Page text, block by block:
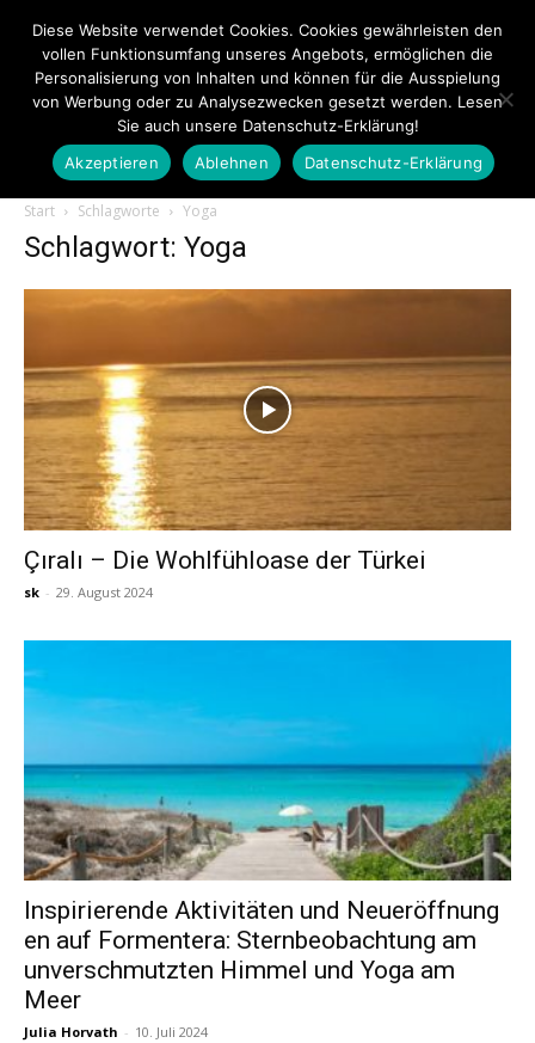
Touristiknews.de
Touristiknews
und
Start Schlagworte Yoga
Schlagwort: Yoga
Çıralı – Die Wohlfühloase der Türkei
sk - 29. August 2024
Inspirierende Aktivitäten und Neueröffnung
en auf Formentera: Sternbeobachtung am
unverschmutzten Himmel und Yoga am
Meer
Julia Horvath - 10. Juli 2024
Diese Website verwendet Cookies. Cookies gewährleisten den
vollen Funktionsumfang unseres Angebots, ermöglichen die
Personalisierung von Inhalten und können für die Ausspielung
von Werbung oder zu Analysezwecken gesetzt werden. Lesen
Sie auch unsere Datenschutz-Erklärung!
Akzeptieren
Ablehnen Datenschutz-Erklärung